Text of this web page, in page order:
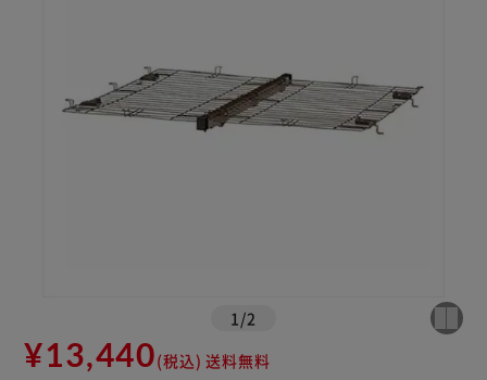
1 /2
¥13,440(税込) 送料無料